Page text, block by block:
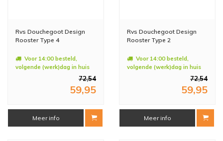
Rvs Douchegoot Design
Rooster Type 4
Voor 14:00 besteld,
volgende (werk)dag in huis
72,54
59,95
Meer info
Rvs Douchegoot Design
Rooster Type 2
Voor 14:00 besteld,
volgende (werk)dag in huis
72,54
59,95
Meer info